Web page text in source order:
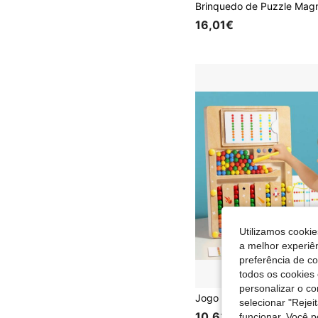
16,01€
Utilizamos
a melhor
preferência de
todos os
personalizar o
selecionar